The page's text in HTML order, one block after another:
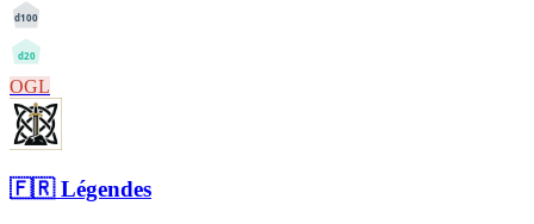
d100
d20
OGL
🇫🇷Légendes